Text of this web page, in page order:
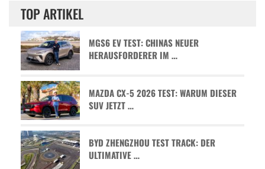
TOP ARTIKEL
MGS6 EV TEST: CHINAS NEUER
HERAUSFORDERER IM …
MAZDA CX-5 2026 TEST: WARUM DIESER
SUV JETZT …
BYD ZHENGZHOU TEST TRACK: DER
ULTIMATIVE …